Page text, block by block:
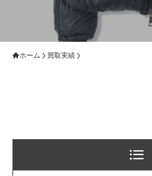
ホーム 買取実績